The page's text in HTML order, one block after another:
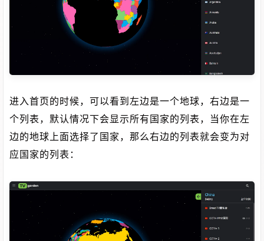
进入首页的时候，可以看到左边是一个地球，右边是一
个列表，默认情况下会显示所有国家的列表，当你在左
边的地球上面选择了国家，那么右边的列表就会变为对
应国家的列表：